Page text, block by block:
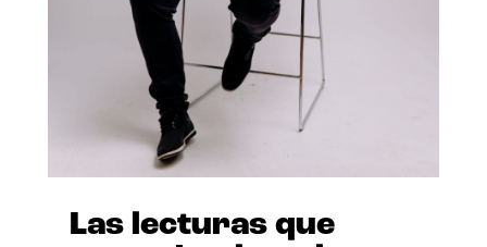
Las lecturas que